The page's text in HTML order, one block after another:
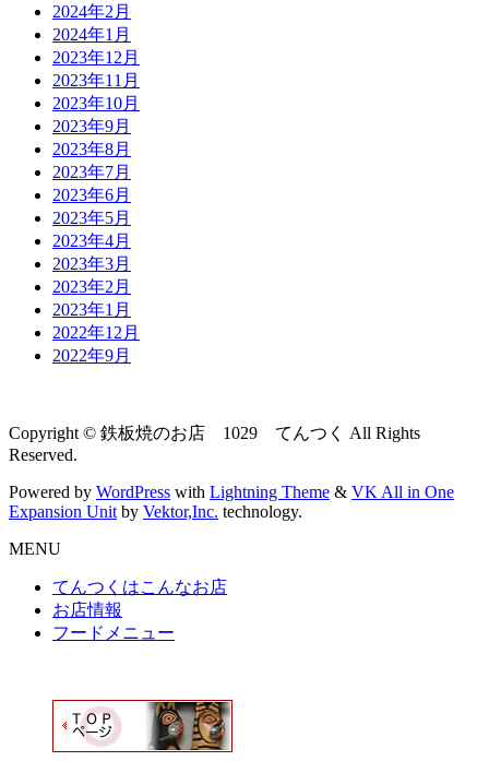
2024年2月
2024年1月
2023年12月
2023年11月
2023年10月
2023年9月
2023年8月
2023年7月
2023年6月
2023年5月
2023年4月
2023年3月
2023年2月
2023年1月
2022年12月
2022年9月
Copyright © 鉄板焼のお店 1029 てんつく All Rights
Reserved.
Powered by WordPress with Lightning Theme & VK All in One
Expansion Unit by Vektor,Inc. technology.
MENU
てんつくはこんなお店
お店情報
フードメニュー